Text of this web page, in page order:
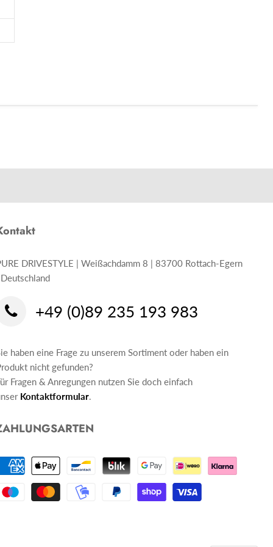
DRIVESTYLE | Weißachdamm 8 | 83700 Rottach-Egern
+49 (0)89 235 193 983
haben eine Frage zu unserem Sortiment oder haben ein
nicht gefunden?
Fragen & Anregungen nutzen Sie doch einfach
Kontaktformular.